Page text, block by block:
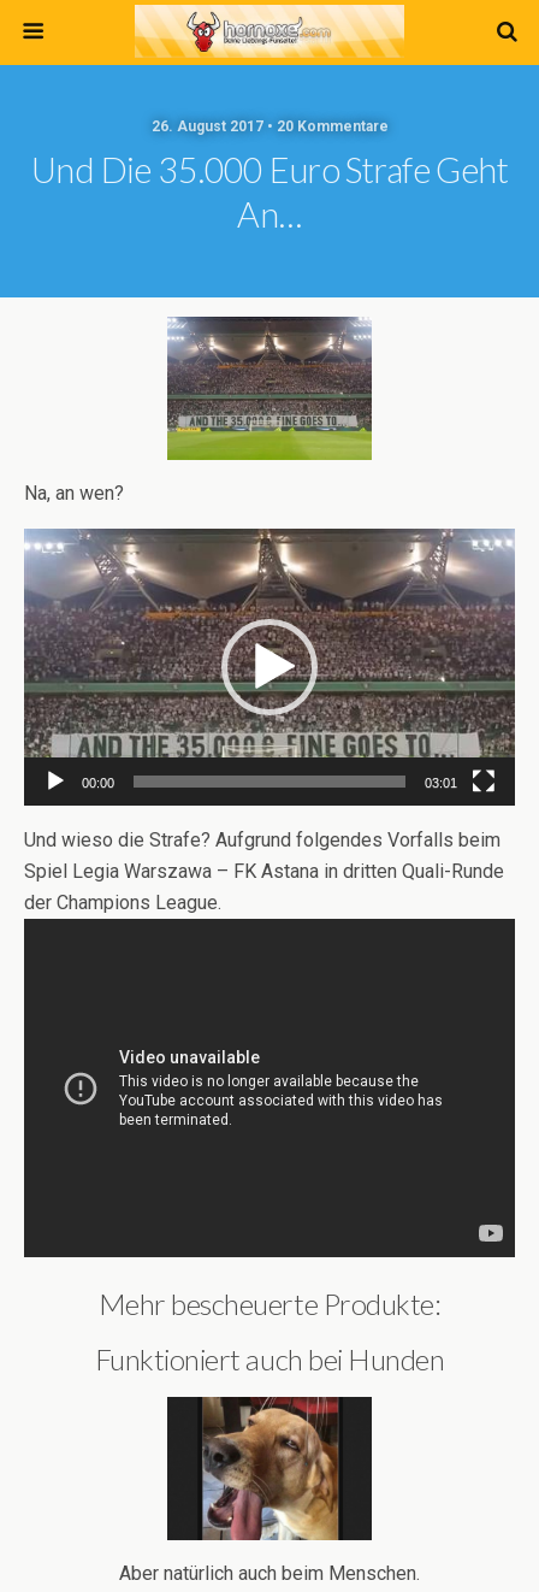
26. August 2017 • 20 Kommentare
Und Die 35.000 Euro Strafe Geht
An…
Na, an wen?
Video-
Player
00:00 03:01
Und wieso die Strafe? Aufgrund folgendes Vorfalls beim
Spiel Legia Warszawa – FK Astana in dritten Quali-Runde
der Champions League.
Mehr bescheuerte Produkte:
Funktioniert auch bei Hunden
Aber natürlich auch beim Menschen.